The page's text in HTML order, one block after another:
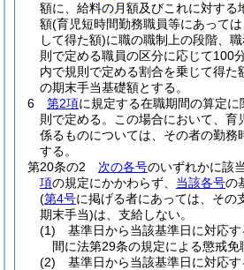
額に、給料の月額及びこれに対する
額(育児短時間勤務職員等にあって
して得た額)に職の職制上の段階、
則で定める職員の区分に応じて100
内で規則で定める割合を乗じて得た
の期末手当基礎額とする。
6
第2項に規定する在職期間の算定に
則で定める。
この場合において、育
係るものについては、その者の勤務
する。
第20条の2
次の各号のいずれかに該
項の規定にかかわらず、 当該各号の
(第4号に掲げる者にあっては、その
期末手当)は、支給しない。
(1)
基準日から当該基準日に対応
間に法第29条の規定による懲戒免
(2)
基準日から当該基準日に対応